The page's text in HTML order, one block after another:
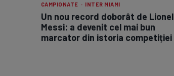
CAMPIONATE · INTER MIAMI
Un nou record doborât de Lionel
Messi: a devenit cel mai bun
marcator din istoria competiției